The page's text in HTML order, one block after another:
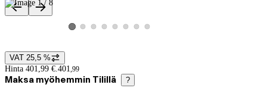
Product images and videos
View product image 1
View product image 2
View product image 3
View product image 4
View product image 5
View product image 6
View product image 7
View product image 8
Price details
VAT 25,5 %
Hinta 401,99 €. 401 ,99
Maksa myöhemmin Tilillä ?